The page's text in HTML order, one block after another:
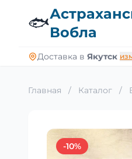
🐟Вобла
Доставка в Якутск
Главная / Каталог /
-10%